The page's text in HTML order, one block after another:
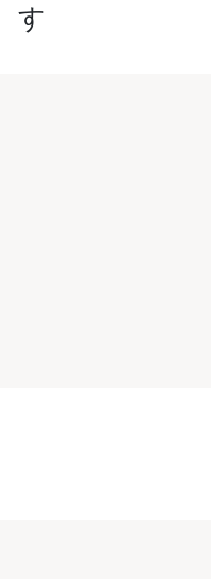
す